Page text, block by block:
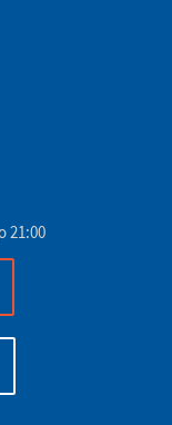
21:00